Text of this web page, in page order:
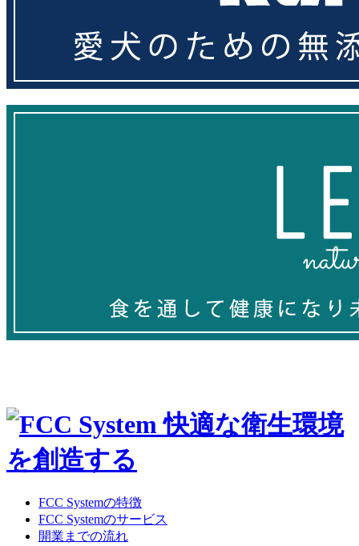
FCC Systemの特徴
FCC Systemのサービス
開業までの流れ